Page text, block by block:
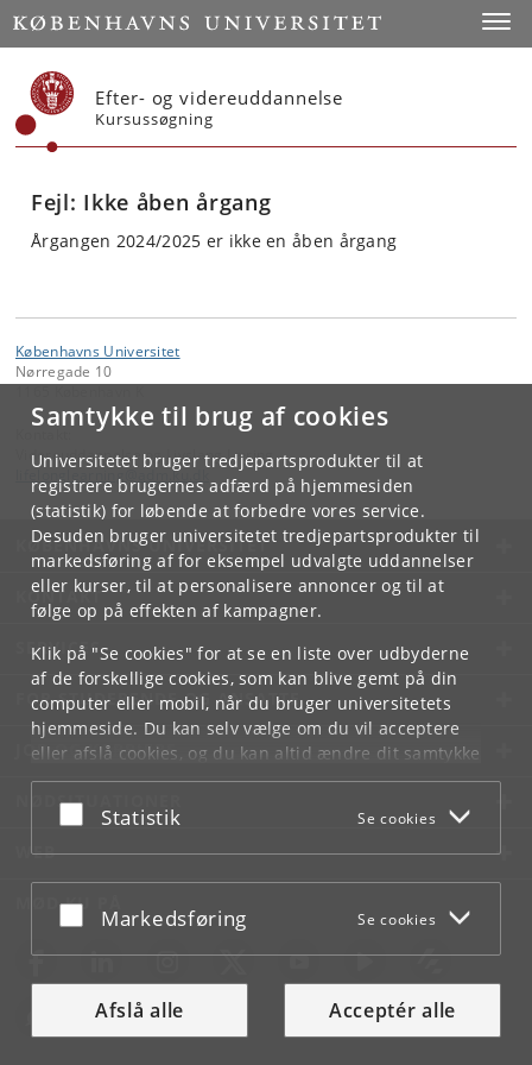
Samtykke til brug af cookies
Universitetet bruger tredjepartsprodukter til at
registrere brugernes adfærd på hjemmesiden
(statistik) for løbende at forbedre vores service.
Desuden bruger universitetet tredjepartsprodukter til
markedsføring af for eksempel udvalgte uddannelser
eller kurser, til at personalisere annoncer og til at
følge op på effekten af kampagner.
Klik på "Se cookies" for at se en liste over udbyderne
af de forskellige cookies, som kan blive gemt på din
computer eller mobil, når du bruger universitetets
hjemmeside. Du kan selv vælge om du vil acceptere
eller afslå cookies, og du kan altid ændre dit samtykke
underCookie- og privatlivspolitiksom du finder i
bunden af hver side.
Acceptér eller afslå
Statistik Se cookies
Acceptér eller afslå
Markedsføring Se cookies
Afslå alle Acceptér alle
Start
Efter- og videreuddannelse
Kursussøgning
Fejl: Ikke åben årgang
Årgangen 2024/2025 er ikke en åben årgang
Københavns Universitet
Nørregade 10
Videreuddannelse og Livslang Læring
.ku
KØBENHAVNS UNIVERSITET
KONTAKT
SERVICES
FOR STUDERENDE OG ANSATTE
JOB OG KARRIERE
NØDSITUATIONER
WEB
MØD KU PÅ